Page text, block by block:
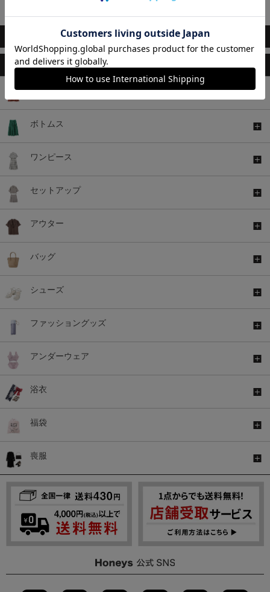
このアイテムもおすすめ
トップス
ボトムス
ワンピース
セットアップ
アウター
バッグ
シューズ
ファッショングッズ
アンダーウェア
浴衣
福袋
喪服